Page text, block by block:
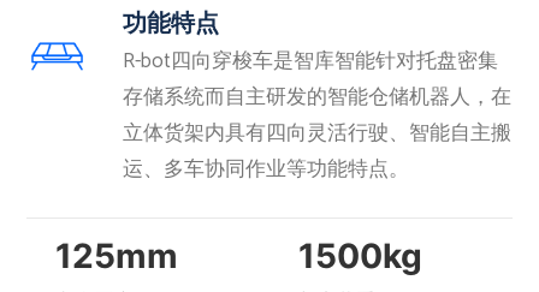
功能特点
R-bot四向穿梭车是智库智能针对托盘密集
存储系统而自主研发的智能仓储机器人，在
立体货架内具有四向灵活行驶、智能自主搬
运、多车协同作业等功能特点。
125mm 1500kg